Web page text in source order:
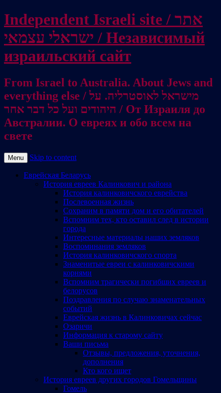
Independent Israeli site / אתר
ישראלי עצמאי / Независимый
израильский сайт
From Israel to Australia. About Jews and
everything else / מישראל לאוסטרליה. על
היהודים ועל כל דבר אחר / От Израиля до
Австралии. О евреях и обо всем на
свете
Menu Skip to content
Еврейская Беларусь
История евреев Калинкович и района
История калинковичского еврейства
Послевоенная жизнь
Сохраним в памяти дом и его обитателей
Вспомним тех, кто оставил след в истории
города
Интересные материалы наших земляков
Воспоминания земляков
История калинковичского спорта
Знаменитые евреи с калинковичскими
корнями
Вспомним трагически погибших евреев и
белорусов
Поздравления по случаю знаменательных
событий
Еврейская жизнь в Калинковичах сейчас
Озаричи
Информация к старому сайту
Ваши письма
Отзывы, предложения, уточнения,
дополнения
Кто кого ищет
История евреев других городов Гомельщины
Гомель